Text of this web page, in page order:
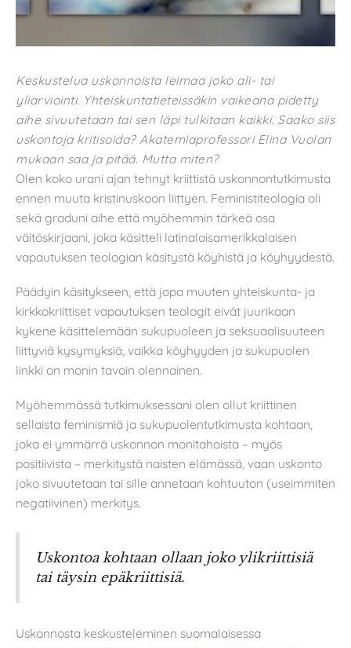
Keskustelua uskonnoista leimaa joko ali- tai
yliarviointi. Yhteiskuntatieteissäkin vaikeana pidetty
aihe sivuutetaan tai sen läpi tulkitaan kaikki. Saako siis
uskontoja kritisoida? Akatemiaprofessori Elina Vuolan
mukaan saa ja pitää. Mutta miten?
Olen koko urani ajan tehnyt kriittistä uskonnontutkimusta
ennen muuta kristinuskoon liittyen. Feministiteologia oli
sekä graduni aihe että myöhemmin tärkeä osa
väitöskirjaani, joka käsitteli latinalaisamerikkalaisen
vapautuksen teologian käsitystä köyhistä ja köyhyydestä.
Päädyin käsitykseen, että jopa muuten yhteiskunta- ja
kirkkokriittiset vapautuksen teologit eivät juurikaan
kykene käsittelemään sukupuoleen ja seksuaalisuuteen
liittyviä kysymyksiä, vaikka köyhyyden ja sukupuolen
linkki on monin tavoin olennainen.
Myöhemmässä tutkimuksessani olen ollut kriittinen
sellaista feminismiä ja sukupuolentutkimusta kohtaan,
joka ei ymmärrä uskonnon monitahoista – myös
positiivista – merkitystä naisten elämässä, vaan uskonto
joko sivuutetaan tai sille annetaan kohtuuton (useimmiten
negatiivinen) merkitys.
Uskontoa kohtaan ollaan joko ylikriittisiä
tai täysin epäkriittisiä.
Uskonnosta keskusteleminen suomalaisessa